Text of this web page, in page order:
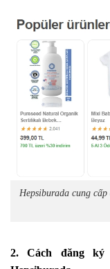
Hepsiburada cung
2. Cách đăng